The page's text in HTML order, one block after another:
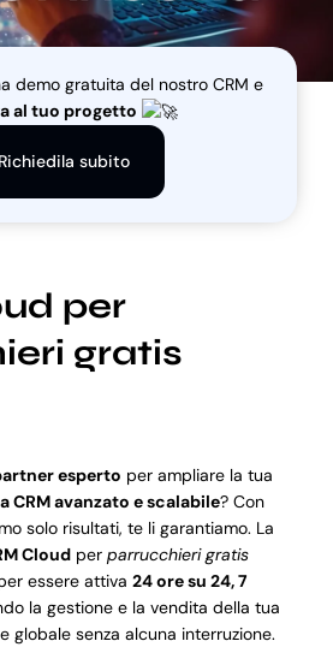
demo gratuita del nostro CRM e
al tuo progetto
Richiedila subito
per
gratis
esperto per ampliare la tua
CRM avanzato e scalabile? Con
solo risultati, te li garantiamo. La
Cloudper parrucchieri gratis
essere attiva 24 ore su 24, 7
la gestione e la vendita della tua
globale senza alcuna interruzione.